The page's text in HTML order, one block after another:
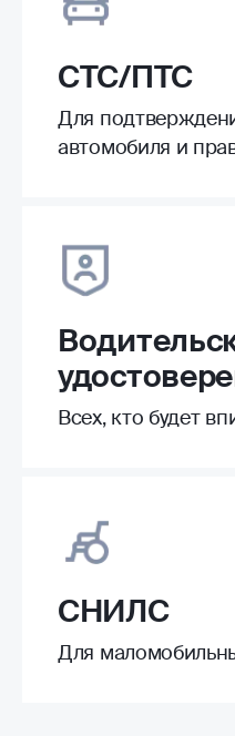
СТС/ПТС
Для
автомобиля и
Всех, кто будет
СНИЛС
Для